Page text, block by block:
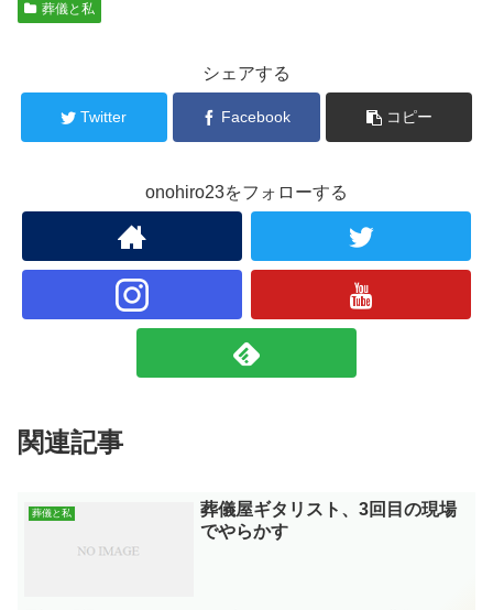
葬儀と私
シェアする
Twitter Facebook コピー
onohiro23をフォローする
関連記事
葬儀と私
葬儀屋ギタリスト、3回目の現場
でやらかす